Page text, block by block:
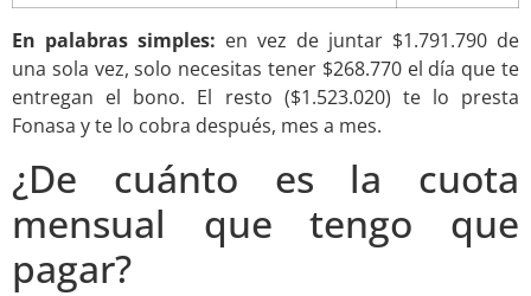
En palabras simples: en vez de juntar $1.791.790 de
una sola vez, solo necesitas tener $268.770 el día que te
entregan el bono. El resto ($1.523.020) te lo presta
Fonasa y te lo cobra después, mes a mes.
¿De cuánto es la cuota
mensual que tengo que
pagar?